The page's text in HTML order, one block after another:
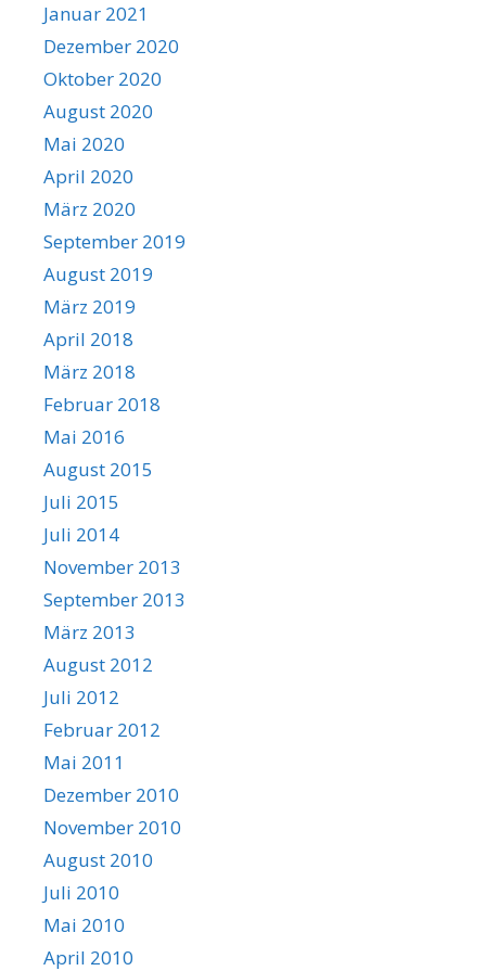
Januar 2021
Dezember 2020
Oktober 2020
August 2020
Mai 2020
April 2020
März 2020
September 2019
August 2019
März 2019
April 2018
März 2018
Februar 2018
Mai 2016
August 2015
Juli 2015
Juli 2014
November 2013
September 2013
März 2013
August 2012
Juli 2012
Februar 2012
Mai 2011
Dezember 2010
November 2010
August 2010
Juli 2010
Mai 2010
April 2010